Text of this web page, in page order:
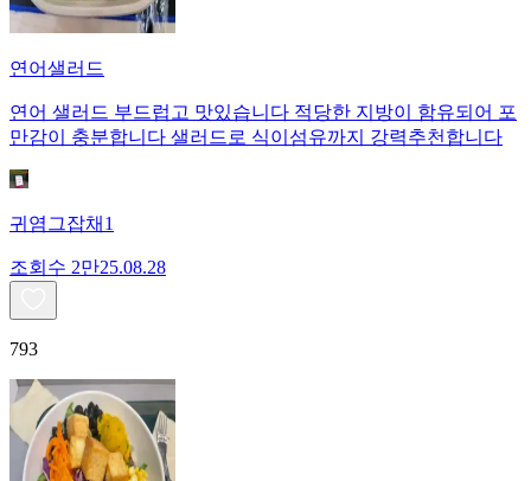
연어샐러드
연어 샐러드 부드럽고 맛있습니다 적당한 지방이 함유되어 포
만감이 충분합니다 샐러드로 식이섬유까지 강력추천합니다
귀염그잡채1
조회수 2만25.08.28
793